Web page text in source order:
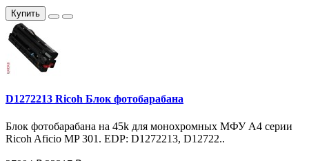
Купить
D1272213 Ricoh Блок фотобарабана
Блок фотобарабана на 45k для монохромных МФУ A4 серии
Ricoh Aficio MP 301. EDP: D1272213, D12722..